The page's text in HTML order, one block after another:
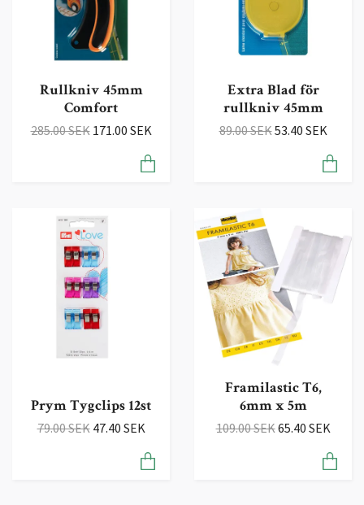
Rullkniv 45mm
Comfort
285.00 SEK 171.00 SEK
Extra Blad för
rullkniv 45mm
89.00 SEK53.40 SEK
Prym Tygclips 12st
79.00 SEK 47.40 SEK
Framilastic T6,
6mm x 5m
109.00 SEK65.40 SEK